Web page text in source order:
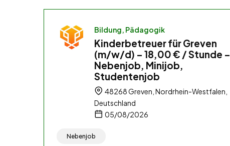
Bildung, Pädagogik
Kinderbetreuer für Greven
(m/w/d) – 18,00 € / Stunde –
Nebenjob, Minijob,
Studentenjob
48268 Greven, Nordrhein-Westfalen,
Deutschland
05/08/2026
Nebenjob